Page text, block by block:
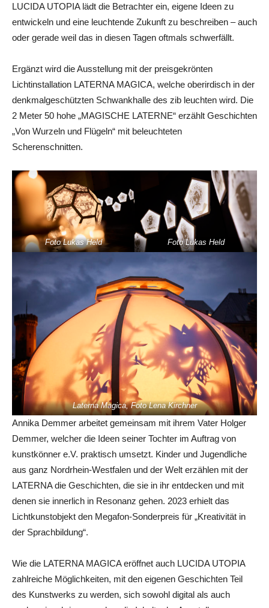
LUCIDA UTOPIA lädt die Betrachter ein, eigene Ideen zu
entwickeln und eine leuchtende Zukunft zu beschreiben – auch
oder gerade weil das in diesen Tagen oftmals schwerfällt.
Ergänzt wird die Ausstellung mit der preisgekrönten
Lichtinstallation LATERNA MAGICA, welche oberirdisch in der
denkmalgeschützten Schwankhalle des zib leuchten wird. Die
2 Meter 50 hohe „MAGISCHE LATERNE“ erzählt Geschichten
„Von Wurzeln und Flügeln“ mit beleuchteten
Scherenschnitten.
Foto Lukas Held Foto Lukas Held
Laterna Magica, Foto Lena Kirchner
Annika Demmer arbeitet gemeinsam mit ihrem Vater Holger
Demmer, welcher die Ideen seiner Tochter im Auftrag von
kunstkönner e.V. praktisch umsetzt. Kinder und Jugendliche
aus ganz Nordrhein-Westfalen und der Welt erzählen mit der
LATERNA die Geschichten, die sie in ihr entdecken und mit
denen sie innerlich in Resonanz gehen. 2023 erhielt das
Lichtkunstobjekt den Megafon-Sonderpreis für „Kreativität in
der Sprachbildung“.
Wie die LATERNA MAGICA eröffnet auch LUCIDA UTOPIA
zahlreiche Möglichkeiten, mit den eigenen Geschichten Teil
des Kunstwerks zu werden, sich sowohl digital als auch